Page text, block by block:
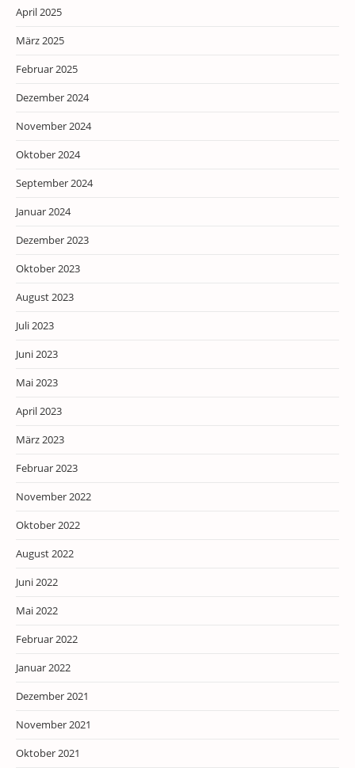
April 2025
März 2025
Februar 2025
Dezember 2024
November 2024
Oktober 2024
September 2024
Januar 2024
Dezember 2023
Oktober 2023
August 2023
Juli 2023
Juni 2023
Mai 2023
April 2023
März 2023
Februar 2023
November 2022
Oktober 2022
August 2022
Juni 2022
Mai 2022
Februar 2022
Januar 2022
Dezember 2021
November 2021
Oktober 2021